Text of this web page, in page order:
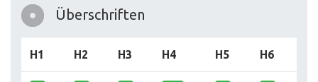
Überschriften
H1 H2 H3 H4 H5 H6